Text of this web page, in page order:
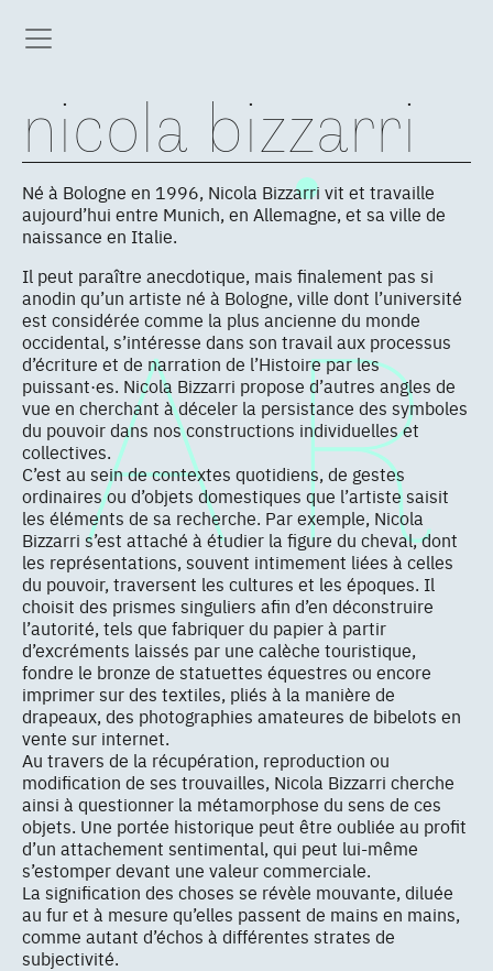
nicola bizzarri
Né à Bologne en 1996, Nicola Bizzarri vit et travaille
aujourd’hui entre Munich, en Allemagne, et sa ville de
naissance en Italie.
Il peut paraître anecdotique, mais finalement pas si
anodin qu’un artiste né à Bologne, ville dont l’université
est considérée comme la plus ancienne du monde
occidental, s’intéresse dans son travail aux processus
d’écriture et de narration de l’Histoire par les
puissant·es. Nicola Bizzarri propose d’autres angles de
vue en cherchant à déceler la persistance des symboles
du pouvoir dans nos constructions individuelles et
collectives.
C’est au sein de contextes quotidiens, de gestes
ordinaires ou d’objets domestiques que l’artiste saisit
les éléments de sa recherche. Par exemple, Nicola
Bizzarri s’est attaché à étudier la figure du cheval, dont
les représentations, souvent intimement liées à celles
du pouvoir, traversent les cultures et les époques. Il
choisit des prismes singuliers afin d’en déconstruire
l’autorité, tels que fabriquer du papier à partir
d’excréments laissés par une calèche touristique,
fondre le bronze de statuettes équestres ou encore
imprimer sur des textiles, pliés à la manière de
drapeaux, des photographies amateures de bibelots en
vente sur internet.
Au travers de la récupération, reproduction ou
modification de ses trouvailles, Nicola Bizzarri cherche
ainsi à questionner la métamorphose du sens de ces
objets. Une portée historique peut être oubliée au profit
d’un attachement sentimental, qui peut lui-même
s’estomper devant une valeur commerciale.
La signification des choses se révèle mouvante, diluée
au fur et à mesure qu’elles passent de mains en mains,
comme autant d’échos à différentes strates de
subjectivité.